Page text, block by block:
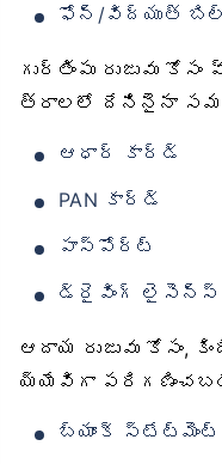
ఫోన్/విద్యుత్
గుర్తింపు రుజువు
త్రాలలో దేనినైనా
ఆధార్ కార్డ్
PAN కార్డ్
పాస్‌పోర్ట్
డ్రైవింగ్ లైసెన్స్
ఆదాయ రుజువు కోసం,
య్యేవిగా
బ్యాంక్